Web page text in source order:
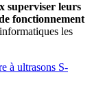
superviser leurs
fonctionnement
les
à ultrasons S-